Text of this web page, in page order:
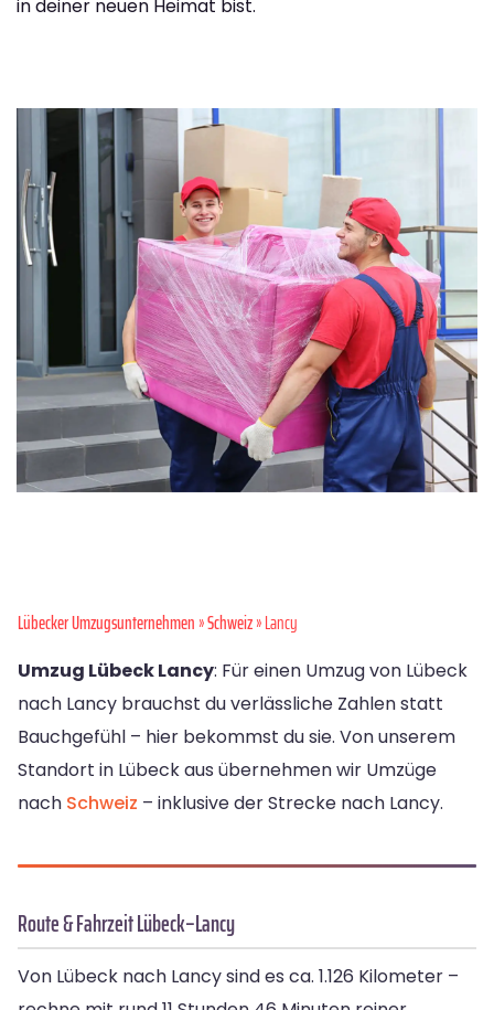
in deiner neuen Heimat bist.
Lübecker Umzugsunternehmen»Schweiz» Lancy
Umzug Lübeck Lancy: Für einen Umzug von Lübeck
nach Lancy brauchst du verlässliche Zahlen statt
Bauchgefühl – hier bekommst du sie. Von unserem
Standort in Lübeck aus übernehmen wir Umzüge
nach Schweiz – inklusive der Strecke nach Lancy.
Route & Fahrzeit Lübeck–Lancy
Von Lübeck nach Lancy sind es ca. 1.126 Kilometer –